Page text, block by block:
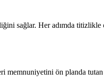
sağlar. Her adımda
memnuniyetini ön planda tutan